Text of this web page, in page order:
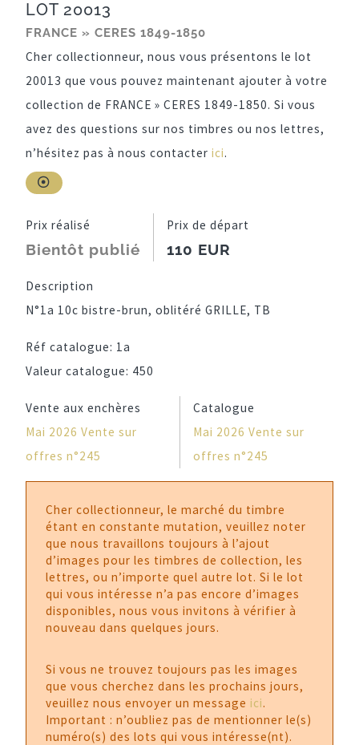
LOT 20013
FRANCE » CERES 1849-1850
Cher collectionneur, nous vous présentons le lot
20013 que vous pouvez maintenant ajouter à votre
collection de FRANCE » CERES 1849-1850. Si vous
avez des questions sur nos timbres ou nos lettres,
n’hésitez pas à nous contacter ici.
Prix réalisé
Bientôt publié
Prix de départ
110 EUR
Description
N°1a 10c bistre-brun, oblitéré GRILLE, TB
Réf catalogue: 1a
Valeur catalogue: 450
Vente aux enchères
Mai 2026 Vente sur
offres n°245
Catalogue
Mai 2026 Vente sur
offres n°245
Cher collectionneur, le marché du timbre
étant en constante mutation, veuillez noter
que nous travaillons toujours à l’ajout
d’images pour les timbres de collection, les
lettres, ou n’importe quel autre lot. Si le lot
qui vous intéresse n’a pas encore d’images
disponibles, nous vous invitons à vérifier à
nouveau dans quelques jours.
Si vous ne trouvez toujours pas les images
que vous cherchez dans les prochains jours,
veuillez nous envoyer un message ici.
Important : n’oubliez pas de mentionner le(s)
numéro(s) des lots qui vous intéresse(nt).